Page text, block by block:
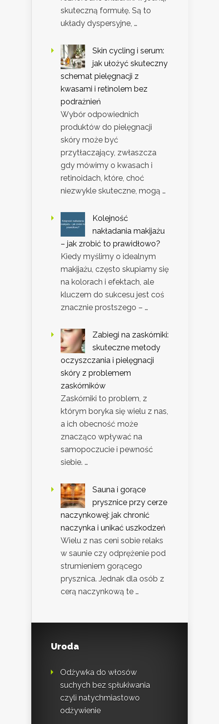
skuteczną formułę. Są to
układy dyspersyjne, …
Skin cycling i serum:
jak ułożyć skuteczny
schemat pielęgnacji z
kwasami i retinolem bez
podrażnień
Wybór odpowiednich
produktów do pielęgnacji
skóry może być
przytłaczający, zwłaszcza
gdy mówimy o kwasach i
retinoidach, które, choć
niezwykle skuteczne, mogą …
Kolejność
nakładania makijażu
– jak zrobić to prawidłowo?
Kiedy myślimy o idealnym
makijażu, często skupiamy się
na kolorach i efektach, ale
kluczem do sukcesu jest coś
znacznie prostszego – …
Zabiegi na zaskórniki:
skuteczne metody
oczyszczania i pielęgnacji
skóry z problemem
zaskórników
Zaskórniki to problem, z
którym boryka się wielu z nas,
a ich obecność może
znacząco wpływać na
samopoczucie i pewność
siebie. …
Sauna i gorące
prysznice przy cerze
naczynkowej: jak chronić
naczynka i unikać uszkodzeń
Wielu z nas ceni sobie relaks
w saunie czy odprężenie pod
strumieniem gorącego
prysznica. Jednak dla osób z
cerą naczynkową te …
Uroda
Odżywka do włosów
suchych bez spłukiwania
czyli natychmiastowo
odżywienie